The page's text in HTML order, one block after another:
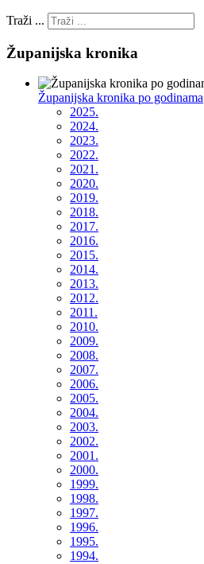
Traži ...
Županijska kronika
Županijska kronika po godinama
2025.
2024.
2023.
2022.
2021.
2020.
2019.
2018.
2017.
2016.
2015.
2014.
2013.
2012.
2011.
2010.
2009.
2008.
2007.
2006.
2005.
2004.
2003.
2002.
2001.
2000.
1999.
1998.
1997.
1996.
1995.
1994.